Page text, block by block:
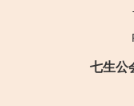
七生公